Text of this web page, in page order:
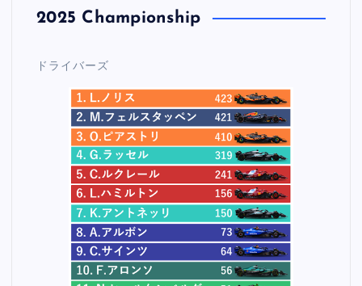
2025 Championship
ドライバーズ